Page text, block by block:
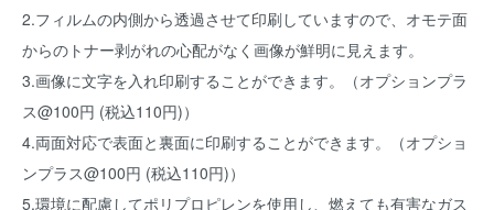
2.フィルムの内側から透過させて印刷していますので、オモテ面
からのトナー剥がれの心配がなく画像が鮮明に見えます。
3.画像に文字を入れ印刷することができます。（オプションプラ
ス@100円 (税込110円)）
4.両面対応で表面と裏面に印刷することができます。（オプショ
ンプラス@100円 (税込110円)）
5.環境に配慮してポリプロピレンを使用し、燃えても有害なガス